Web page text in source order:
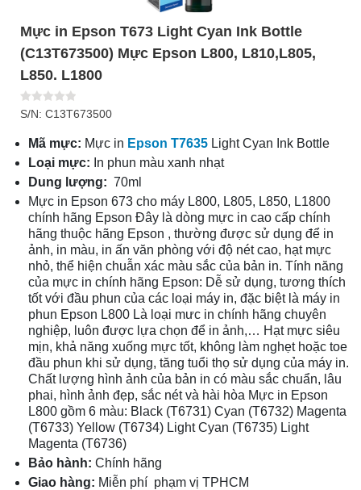
Mực in Epson T673 Light Cyan Ink Bottle
(C13T673500) Mực Epson L800, L810,L805,
L850. L1800
S/N: C13T673500
Mã mực: Mực in Epson T7635 Light Cyan Ink Bottle
Loại mực: In phun màu xanh nhạt
Dung lượng: 70ml
Mực in Epson 673 cho máy L800, L805, L850, L1800
chính hãng Epson Đây là dòng mực in cao cấp chính
hãng thuộc hãng Epson , thường được sử dụng để in
ảnh, in màu, in ấn văn phòng với độ nét cao, hạt mực
nhỏ, thể hiện chuẫn xác màu sắc của bản in. Tính năng
của mực in chính hãng Epson: Dễ sử dụng, tương thích
tốt với đầu phun của các loại máy in, đặc biệt là máy in
phun Epson L800 Là loại mưc in chính hãng chuyên
nghiệp, luôn được lựa chọn để in ảnh,… Hạt mực siêu
mịn, khả năng xuống mực tốt, không làm nghẹt hoặc toe
đầu phun khi sử dụng, tăng tuổi thọ sử dụng của máy in.
Chất lượng hình ảnh của bản in có màu sắc chuẩn, lâu
phai, hình ảnh đẹp, sắc nét và hài hòa Mực in Epson
L800 gồm 6 màu: Black (T6731) Cyan (T6732) Magenta
(T6733) Yellow (T6734) Light Cyan (T6735) Light
Magenta (T6736)
Bảo hành: Chính hãng
Giao hàng: Miễn phí phạm vị TPHCM